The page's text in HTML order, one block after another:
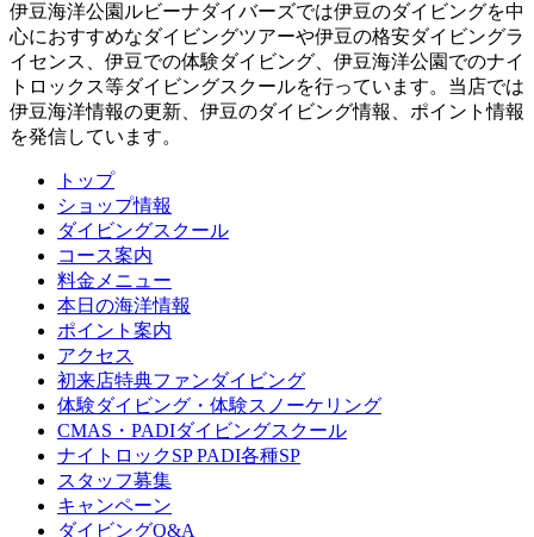
伊豆海洋公園ルビーナダイバーズでは伊豆のダイビングを中
心におすすめなダイビングツアーや伊豆の格安ダイビングラ
イセンス、伊豆での体験ダイビング、伊豆海洋公園でのナイ
トロックス等ダイビングスクールを行っています。当店では
伊豆海洋情報の更新、伊豆のダイビング情報、ポイント情報
を発信しています。
トップ
ショップ情報
ダイビングスクール
コース案内
料金メニュー
本日の海洋情報
ポイント案内
アクセス
初来店特典ファンダイビング
体験ダイビング・体験スノーケリング
CMAS・PADIダイビングスクール
ナイトロックSP PADI各種SP
スタッフ募集
キャンペーン
ダイビングQ&A